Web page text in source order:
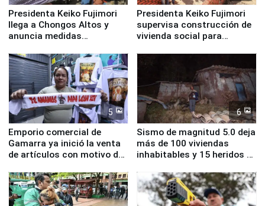
Presidenta Keiko Fujimori
llega a Chongos Altos y
anuncia medidas
educación, salud y empleo
Presidenta Keiko Fujimori
supervisa construcción de
vivienda social para
5
Emporio comercial de
Gamarra ya inició la venta
de artículos con motivo de
6
Sismo de magnitud 5.0 deja
más de 100 viviendas
inhabitables y 15 heridos en